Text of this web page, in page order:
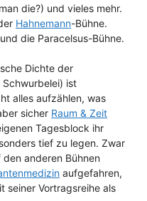
die?) und vieles mehr.
Hahnemann-Bühne.
und die Paracelsus-Bühne.
Dichte der
ist
alles aufzählen, was
sicher Raum & Zeit
Tagesblock ihr
tief zu legen. Zwar
anderen Bühnen
aufgefahren,
seiner Vortragsreihe als